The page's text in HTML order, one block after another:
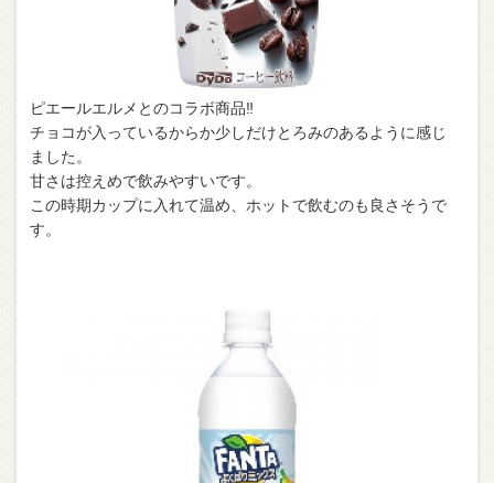
ピエールエルメとのコラボ商品‼︎
チョコが入っているからか少しだけとろみのあるように感じ
ました。
甘さは控えめで飲みやすいです。
この時期カップに入れて温め、ホットで飲むのも良さそうで
す。